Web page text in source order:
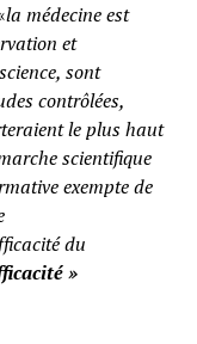
la médecine est
et
sont
contrôlées,
le plus haut
scientifique
exempte de
du
»